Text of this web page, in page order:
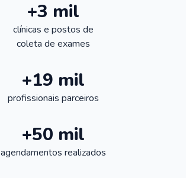
+3 mil
clínicas e postos de
coleta de exames
+19 mil
profissionais parceiros
+50 mil
agendamentos realizados